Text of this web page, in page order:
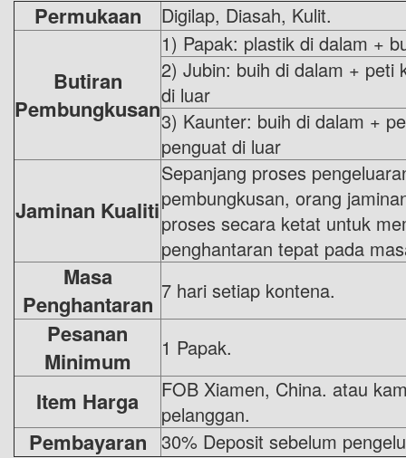
Permukaan Digilap, Diasah, Kulit.
Butiran
Pembungkusan
1) Papak: plastik di dalam +
2) Jubin: buih di dalam + peti
di luar
3) Kaunter: buih di dalam +
penguat di luar
Jaminan Kualiti
Sepanjang proses
pembungkusan, orang
proses secara ketat untuk
penghantaran tepat pada
Masa
Penghantaran 7 hari setiap kontena.
Pesanan
Minimum
1 Papak.
Item Harga
FOB Xiamen, China. atau
pelanggan.
Pembayaran 30% Deposit sebelum